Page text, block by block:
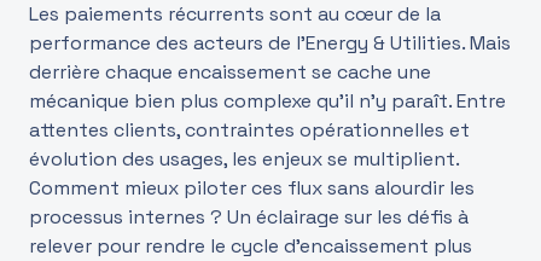
Les paiements récurrents sont au cœur de la
performance des acteurs de l’Energy & Utilities. Mais
derrière chaque encaissement se cache une
mécanique bien plus complexe qu’il n’y paraît. Entre
attentes clients, contraintes opérationnelles et
évolution des usages, les enjeux se multiplient.
Comment mieux piloter ces flux sans alourdir les
processus internes ? Un éclairage sur les défis à
relever pour rendre le cycle d’encaissement plus